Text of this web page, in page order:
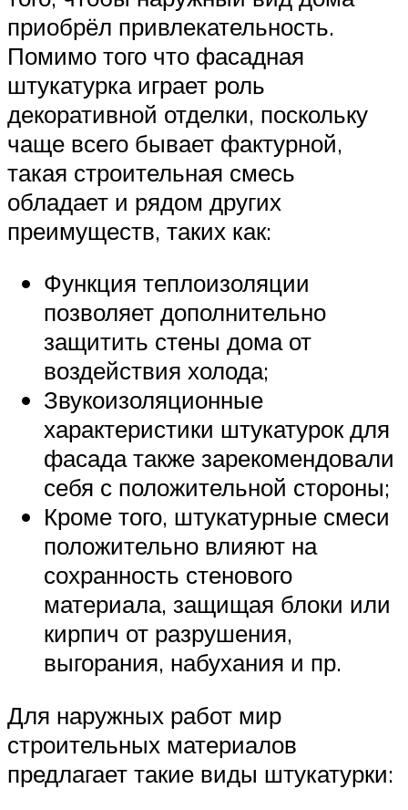
приобрёл привлекательность.
Помимо того что фасадная
штукатурка играет роль
декоративной отделки, поскольку
чаще всего бывает фактурной,
такая строительная смесь
обладает и рядом других
преимуществ, таких как:
Функция теплоизоляции
позволяет дополнительно
защитить стены дома от
воздействия холода;
Звукоизоляционные
характеристики штукатурок для
фасада также зарекомендовали
себя с положительной стороны;
Кроме того, штукатурные смеси
положительно влияют на
сохранность стенового
материала, защищая блоки или
кирпич от разрушения,
выгорания, набухания и пр.
Для наружных работ мир
строительных материалов
предлагает такие виды штукатурки: